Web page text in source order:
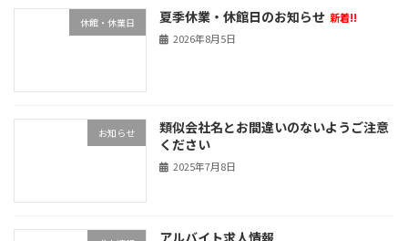
休館・休業日 夏季休業・休館日のお知らせ 新着!!
2026年8月5日
お知らせ
類似会社名とお間違いのないようご注意
ください
2025年7月8日